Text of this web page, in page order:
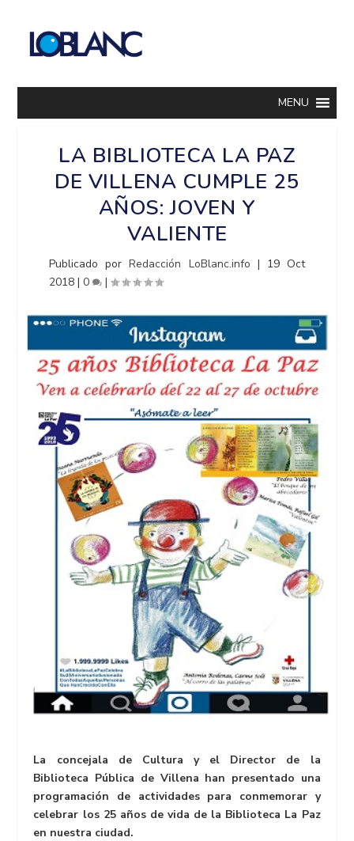
MENU
LA BIBLIOTECA LA PAZ
DE VILLENA CUMPLE 25
AÑOS: JOVEN Y
VALIENTE
Publicado porRedacción LoBlanc.info | 19 Oct
2018 |0 |
La concejala de Cultura y el Director de la
Biblioteca Pública de Villena han presentado una
programación de actividades para conmemorar y
celebrar los 25 años de vida de la Biblioteca La Paz
en nuestra ciudad.